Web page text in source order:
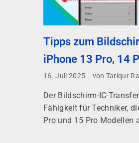
Tipps zum
iPhone 13 Pro, 14
16. Juli 2025 von Tariqur
Der Bildschirm-IC-
Fähigkeit für Techniker,
Pro und 15 Pro Modellen